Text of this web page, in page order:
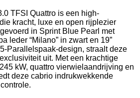
TFSI Quattro is een high-
kracht, luxe en open rijplezier
in Sprint Blue Pearl met
leder “Milano” in zwart en 19”
Parallelspaak-design, straalt deze
uit. Met een krachtige
kW, quattro vierwielaandrijving en
deze cabrio indrukwekkende